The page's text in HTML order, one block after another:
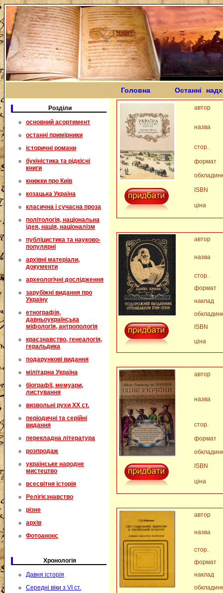
Головна Останні
Розділи
основний асортимент
останні примірники
історичні романи
букіністика та рідкісні
книги
книжки про Київ
козацька Україна
класична і сучасна проза
політологія, національна
ідея, нація, націоналізм
публіцистика та науково-
популярні
архівні матеріали,
документи
археологічні дослідження
зарубіжні видання про
Україну
етнографія,
давньоукраїнська
міфологія, антропологія
краєзнавство, генеалогія,
геральдика
подарункові видання
мілітарна Україна
біографії, мемуари,
листування
визвольні рухи XX ст.
періодичні та серійні
видання
перекладна література
розпродаж
українське народне
мистецтво
всесвітня історія
Релігієзнавство
різне
архів
Фотоанонс
Хронологія
Давня історія
Середні віки з VI ст.
автор
назва
стор.
формат
ISBN
ціна
автор
назва
стор.
формат
наклад
ISBN
ціна
автор
назва
стор.
формат
ISBN
ціна
автор
назва
стор.
формат
наклад